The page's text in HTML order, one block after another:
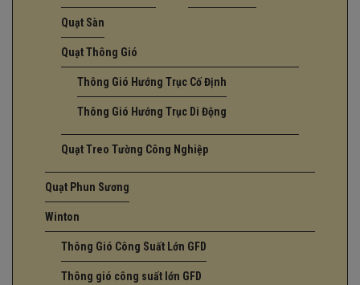
Quạt Sàn
Quạt Thông Gió
Thông Gió Hướng Trục Cố Định
Thông Gió Hướng Trục Di Động
Quạt Treo Tường Công Nghiệp
Quạt Phun Sương
Winton
Thông Gió Công Suất Lớn GFD
Thông gió công suất lớn GFD